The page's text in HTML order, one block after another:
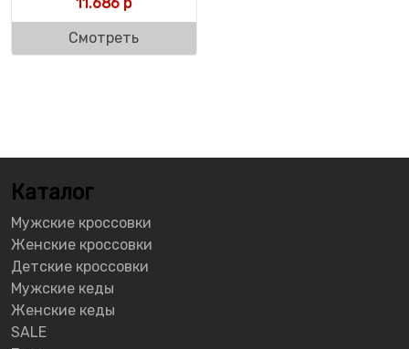
11.686 р
Смотреть
Каталог
Мужские кроссовки
Женские кроссовки
Детские кроссовки
Мужские кеды
Женские кеды
SALE